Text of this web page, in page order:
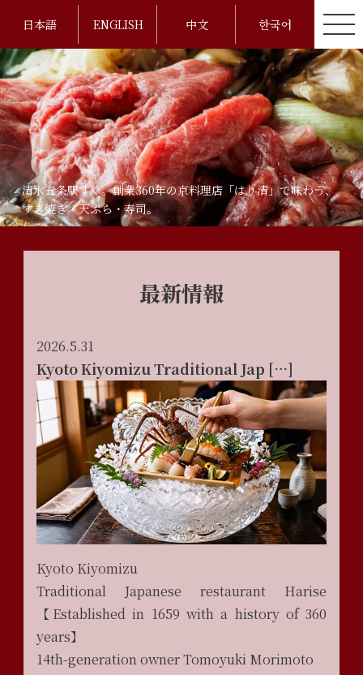
日本語 ENGLISH 中文 한국어
清水五条駅すぐ。創業360年の京料理店「はり清」で味わう、
すき焼き・天ぷら・寿司。
最新情報
2026.5.31
Kyoto Kiyomizu Traditional Jap […]
Kyoto Kiyomizu
Traditional Japanese restaurant Harise
【Established in 1659 with a history of 360
years】
14th-generation owner Tomoyuki Morimoto